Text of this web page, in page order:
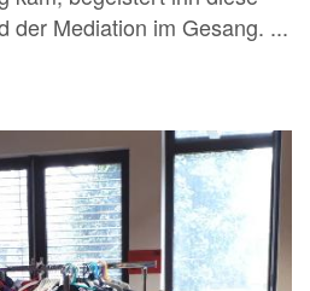
der Mediation im Gesang. ...